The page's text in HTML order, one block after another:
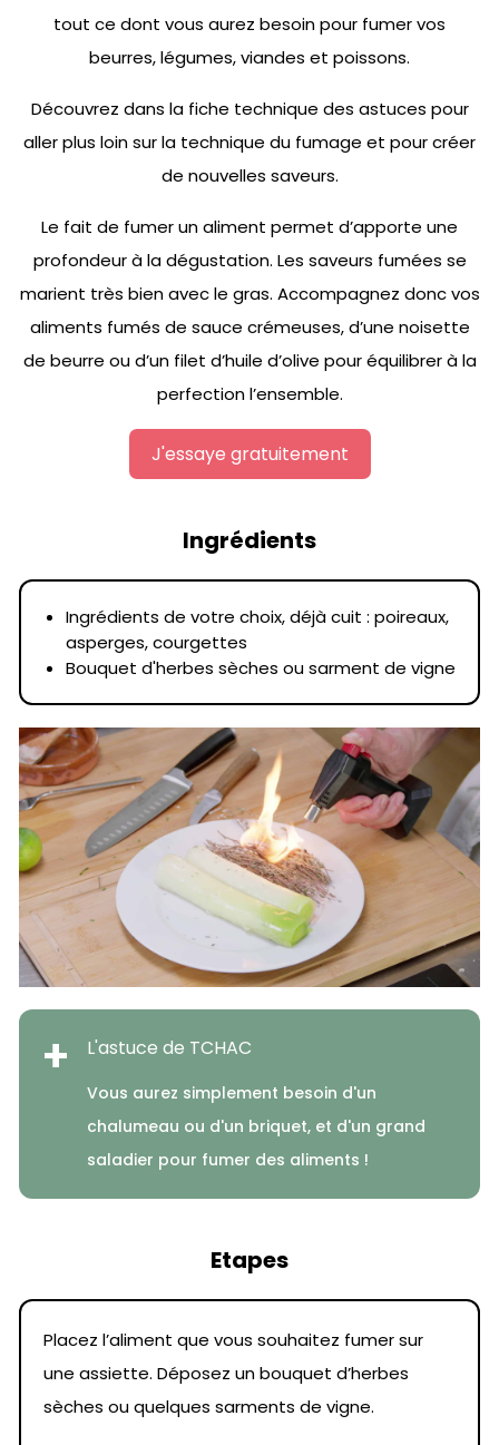
tout ce dont vous aurez besoin pour fumer vos
beurres, légumes, viandes et poissons.
Découvrez dans la fiche technique des astuces pour
aller plus loin sur la technique du fumage et pour créer
de nouvelles saveurs.
Le fait de fumer un aliment permet d’apporte une
profondeur à la dégustation. Les saveurs fumées se
marient très bien avec le gras. Accompagnez donc vos
aliments fumés de sauce crémeuses, d’une noisette
de beurre ou d’un filet d’huile d’olive pour équilibrer à la
perfection l’ensemble.
J'essaye gratuitement
Ingrédients
Ingrédients de votre choix, déjà cuit : poireaux,
asperges, courgettes
Bouquet d'herbes sèches ou sarment de vigne
+ L'astuce de TCHAC
Vous aurez simplement besoin d'un
chalumeau ou d'un briquet, et d'un grand
saladier pour fumer des aliments !
Etapes
Placez l’aliment que vous souhaitez fumer sur
une assiette. Déposez un bouquet d’herbes
sèches ou quelques sarments de vigne.